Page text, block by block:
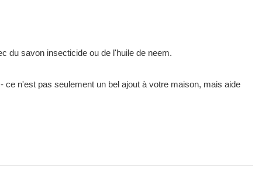
du savon insecticide ou de l'huile de neem.
n'est pas seulement un bel ajout à votre maison, mais aide